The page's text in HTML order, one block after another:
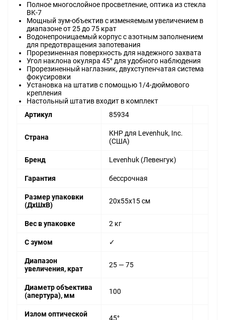
Полное многослойное просветление, оптика из стекла
BK-7
Мощный зум-объектив с изменяемым увеличением в
диапазоне от 25 до 75 крат
Водонепроницаемый корпус с азотным заполнением
для предотвращения запотевания
Прорезиненная поверхность для надежного захвата
Угол наклона окуляра 45° для удобного наблюдения
Прорезиненный наглазник, двухступенчатая система
фокусировки
Установка на штатив с помощью 1/4-дюймового
крепления
Настольный штатив входит в комплект
Артикул
85934
Страна
КНР для Levenhuk, Inc.
(США)
Бренд Levenhuk (Левенгук)
Гарантия бессрочная
Размер упаковки
(ДxШxВ)
20x55x15 см
Вес в упаковке 2 кг
С зумом ✓
Диапазон
увеличения, крат
25 — 75
Диаметр объектива
(апертура), мм
100
Излом оптической
45°